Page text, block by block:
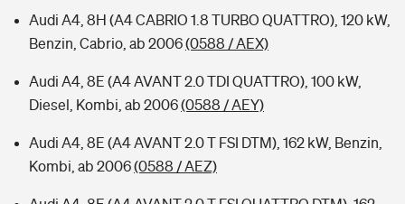
Audi A4, 8H (A4 CABRIO 1.8 TURBO QUATTRO), 120 kW,
Benzin, Cabrio, ab 2006(0588 / AEX)
Audi A4, 8E (A4 AVANT 2.0 TDI QUATTRO), 100 kW,
Diesel, Kombi, ab 2006(0588 / AEY)
Audi A4, 8E (A4 AVANT 2.0 T FSI DTM), 162 kW, Benzin,
Kombi, ab 2006(0588 / AEZ)